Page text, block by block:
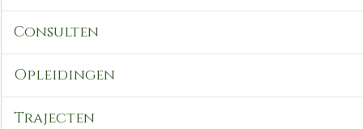
Consulten
Opleidingen
Trajecten